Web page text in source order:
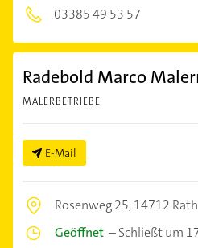
03385 49 53 57
Radebold Marco
MALERBETRIEBE
E-Mail
Rosenweg 25,14712
Geöffnet –Schließt um